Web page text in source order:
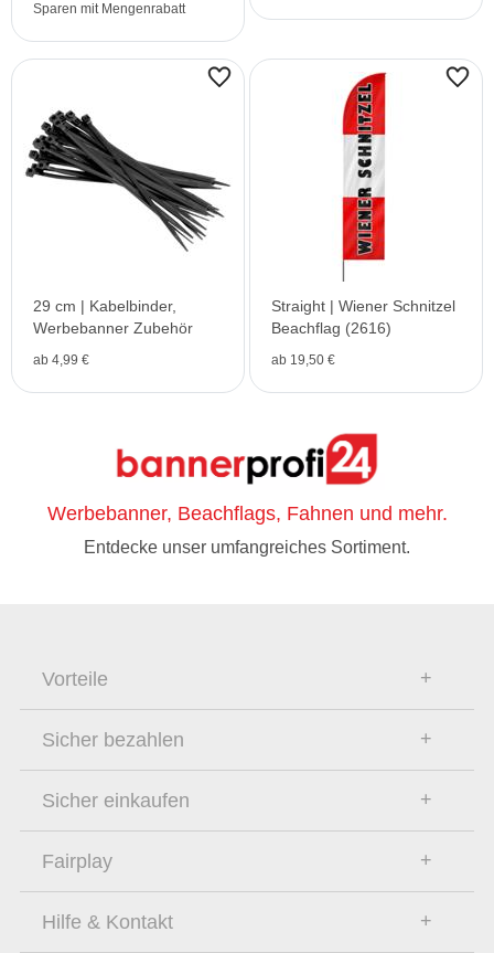
Sparen mit Mengenrabatt
29 cm | Kabelbinder,
Werbebanner Zubehör
ab 4,99 €
Straight | Wiener Schnitzel
Beachflag (2616)
ab 19,50 €
Werbebanner, Beachflags, Fahnen und mehr.
Entdecke unser umfangreiches Sortiment.
Vorteile
Sicher bezahlen
Sicher einkaufen
Fairplay
Hilfe & Kontakt